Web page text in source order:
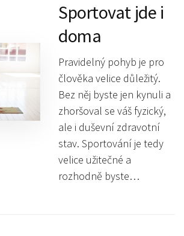
Sportovat jde i
doma
Pravidelný pohyb je pro
člověka velice důležitý.
Bez něj byste jen kynuli a
zhoršoval se váš fyzický,
ale i duševní zdravotní
stav. Sportování je tedy
velice užitečné a
rozhodně byste…